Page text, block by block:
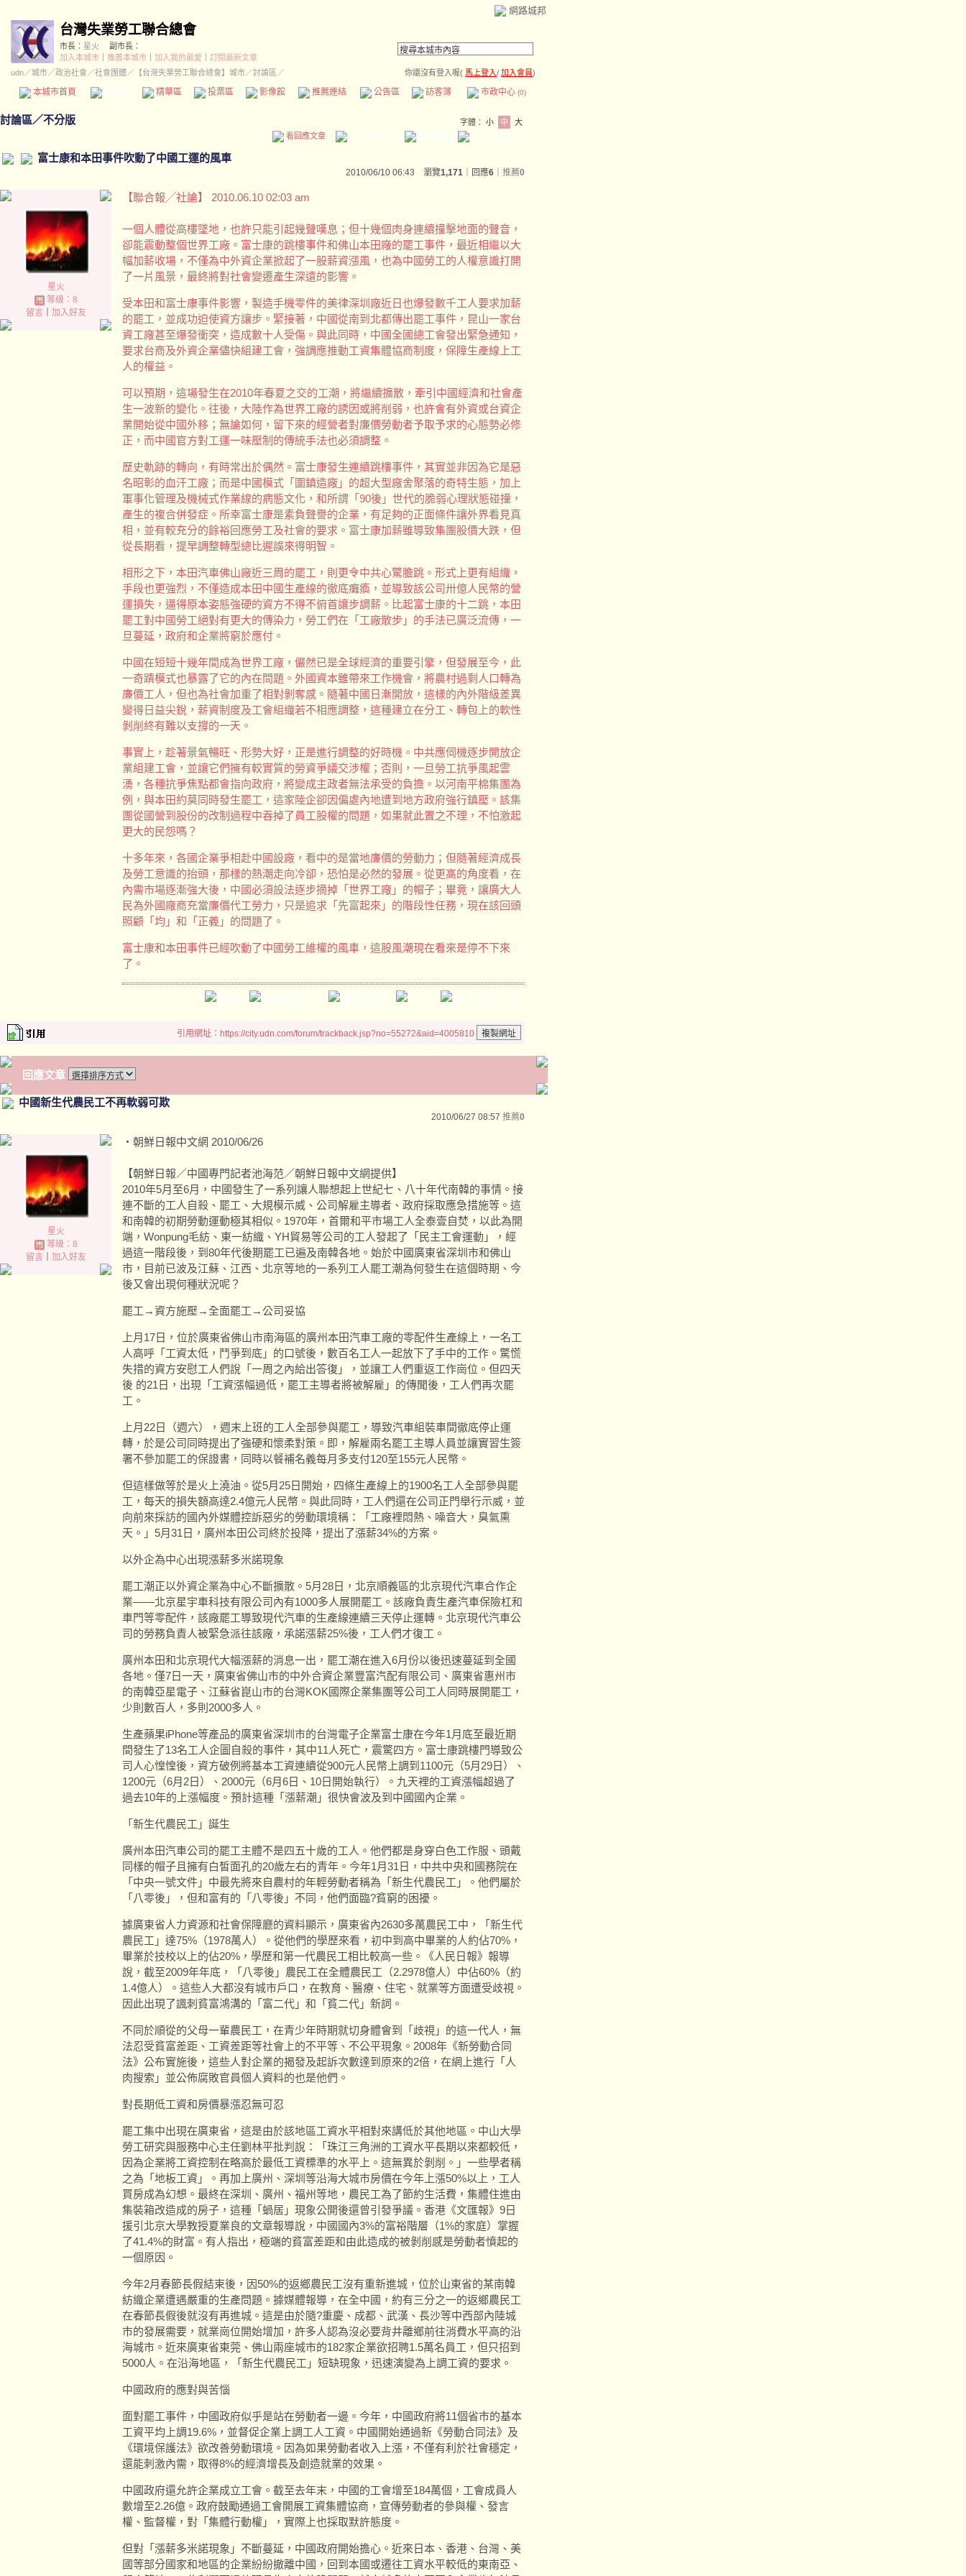
網路城邦
台灣失業勞工聯合總會
市長： 星火
副市長：
加入本城市
推薦本城市 加入我的最愛
訂閱最新文章
udn／城市／政治社會 ／社會團體／ 【台灣失業勞工聯合總會】城市／討論區／ 你還沒有登入喔( 馬上登入/ 加入會員)
本城市首頁 精華區 投票區 影像館 推薦連結 公告區 訪客簿 市政中心 (0)
討論區／不分版 字體： 小 中
大
看回應文章
富士康和本田事件吹動了中國工運的風車
2010/06/10 06:43 瀏覽1,171 ｜回應6 推薦0
星火
等級：8
留言｜ 加入好友
【聯合報╱社論】 2010.06.10 02:03 am
一個人體從高樓墜地，也許只能引起幾聲嘆息；但十幾個肉身連續撞擊地面的聲音，
卻能震動整個世界工廠。富士康的跳樓事件和佛山本田廠的罷工事件，最近相繼以大
幅加薪收場，不僅為中外資企業掀起了一股薪資漲風，也為中國勞工的人權意識打開
了一片風景，最終將對社會變遷產生深遠的影響。
受本田和富士康事件影響，製造手機零件的美律深圳廠近日也爆發數千工人要求加薪
的罷工，並成功迫使資方讓步。緊接著，中國從南到北都傳出罷工事件，昆山一家台
資工廠甚至爆發衝突，造成數十人受傷。與此同時，中國全國總工會發出緊急通知，
要求台商及外資企業儘快組建工會，強調應推動工資集體協商制度，保障生產線上工
人的權益。
可以預期，這場發生在2010年春夏之交的工潮，將繼續擴散，牽引中國經濟和社會產
生一波新的變化。往後，大陸作為世界工廠的誘因或將削弱，也許會有外資或台資企
業開始從中國外移；無論如何，留下來的經營者對廉價勞動者予取予求的心態勢必修
正，而中國官方對工運一味壓制的傳統手法也必須調整。
歷史軌跡的轉向，有時常出於偶然。富士康發生連續跳樓事件，其實並非因為它是惡
名昭彰的血汗工廠；而是中國模式「圍鎮造廠」的超大型廠舍聚落的奇特生態，加上
軍事化管理及機械式作業線的病態文化，和所謂「90後」世代的脆弱心理狀態碰撞，
產生的複合併發症。所幸富士康是素負聲譽的企業，有足夠的正面條件讓外界看見真
相，並有較充分的餘裕回應勞工及社會的要求。富士康加薪雖導致集團股價大跌，但
從長期看，提早調整轉型總比遲誤來得明智。
相形之下，本田汽車佛山廠近三周的罷工，則更令中共心驚膽跳。形式上更有組織，
手段也更強烈，不僅造成本田中國生產線的徹底癱瘓，並導致該公司卅億人民幣的營
運損失，逼得原本姿態強硬的資方不得不俯首讓步調薪。比起富士康的十二跳，本田
罷工對中國勞工絕對有更大的傳染力，勞工們在「工廠散步」的手法已廣泛流傳，一
旦蔓延，政府和企業將窮於應付。
中國在短短十幾年間成為世界工廠，儼然已是全球經濟的重要引擎，但發展至今，此
一奇蹟模式也暴露了它的內在問題。外國資本雖帶來工作機會，將農村過剩人口轉為
廉價工人，但也為社會加重了相對剝奪感。隨著中國日漸開放，這樣的內外階級差異
變得日益尖銳，薪資制度及工會組織若不相應調整，這種建立在分工、轉包上的軟性
剝削終有難以支撐的一天。
事實上，趁著景氣暢旺、形勢大好，正是進行調整的好時機。中共應伺機逐步開放企
業組建工會，並讓它們擁有較實質的勞資爭議交涉權；否則，一旦勞工抗爭風起雲
湧，各種抗爭焦點都會指向政府，將變成主政者無法承受的負擔。以河南平棉集團為
例，與本田約莫同時發生罷工，這家陸企卻因偏處內地遭到地方政府強行鎮壓。該集
團從國營到股份的改制過程中吞掉了員工股權的問題，如果就此置之不理，不怕激起
更大的民怨嗎？
十多年來，各國企業爭相赴中國設廠，看中的是當地廉價的勞動力；但隨著經濟成長
及勞工意識的抬頭，那樣的熱潮走向冷卻，恐怕是必然的發展。從更高的角度看，在
內需市場逐漸強大後，中國必須設法逐步摘掉「世界工廠」的帽子；畢竟，讓廣大人
民為外國廠商充當廉價代工勞力，只是追求「先富起來」的階段性任務，現在該回頭
照顧「均」和「正義」的問題了。
富士康和本田事件已經吹動了中國勞工維權的風車，這股風潮現在看來是停不下來
了。
引用網址：https://city.udn.com/forum/trackback.jsp?no=55272&aid=4005810
回應文章
中國新生代農民工不再軟弱可欺
2010/06/27 08:57 推薦0
星火
等級：8
留言｜ 加入好友
‧朝鮮日報中文網 2010/06/26
【朝鮮日報／中國專門記者池海范／朝鮮日報中文網提供】
2010年5月至6月，中國發生了一系列讓人聯想起上世紀七、八十年代南韓的事情。接
連不斷的工人自殺、罷工、大規模示威、公司解雇主導者、政府採取應急措施等。這
和南韓的初期勞動運動極其相似。1970年，首爾和平市場工人全泰壹自焚，以此為開
端，Wonpung毛紡、東一紡織、YH貿易等公司的工人發起了「民主工會運動」，經
過這一階段後，到80年代後期罷工已遍及南韓各地。始於中國廣東省深圳市和佛山
市，目前已波及江蘇、江西、北京等地的一系列工人罷工潮為何發生在這個時期、今
後又會出現何種狀況呢？
罷工→資方施壓→全面罷工→公司妥協
上月17日，位於廣東省佛山市南海區的廣州本田汽車工廠的零配件生產線上，一名工
人高呼「工資太低，鬥爭到底」的口號後，數百名工人一起放下了手中的工作。驚慌
失措的資方安慰工人們說「一周之內給出答復」，並讓工人們重返工作崗位。但四天
後 的21日，出現「工資漲幅過低，罷工主導者將被解雇」的傳聞後，工人們再次罷
工。
上月22日（週六），週末上班的工人全部參與罷工，導致汽車組裝車間徹底停止運
轉，於是公司同時提出了強硬和懷柔對策。即，解雇兩名罷工主導人員並讓實習生簽
署不參加罷工的保證書，同時以餐補名義每月多支付120至155元人民幣。
但這樣做等於是火上澆油。從5月25日開始，四條生產線上的1900名工人全部參與罷
工，每天的損失額高達2.4億元人民幣。與此同時，工人們還在公司正門舉行示威，並
向前來採訪的國內外媒體控訴惡劣的勞動環境稱：「工廠裡悶熱、噪音大，臭氣熏
天。」5月31日，廣州本田公司終於投降，提出了漲薪34%的方案。
以外企為中心出現漲薪多米諾現象
罷工潮正以外資企業為中心不斷擴散。5月28日，北京順義區的北京現代汽車合作企
業——北京星宇車科技有限公司內有1000多人展開罷工。該廠負責生產汽車保險杠和
車門等零配件，該廠罷工導致現代汽車的生產線連續三天停止運轉。北京現代汽車公
司的勞務負責人被緊急派往該廠，承諾漲薪25%後，工人們才復工。
廣州本田和北京現代大幅漲薪的消息一出，罷工潮在進入6月份以後迅速蔓延到全國
各地。僅7日一天，廣東省佛山市的中外合資企業豐富汽配有限公司、廣東省惠州市
的南韓亞星電子、江蘇省崑山市的台灣KOK國際企業集團等公司工人同時展開罷工，
少則數百人，多則2000多人。
生產蘋果iPhone等產品的廣東省深圳市的台灣電子企業富士康在今年1月底至最近期
間發生了13名工人企圖自殺的事件，其中11人死亡，震驚四方。富士康跳樓門導致公
司人心惶惶後，資方破例將基本工資連續從900元人民幣上調到1100元（5月29日）、
1200元（6月2日）、2000元（6月6日、10日開始執行）。九天裡的工資漲幅超過了
過去10年的上漲幅度。預計這種「漲薪潮」很快會波及到中國國內企業。
「新生代農民工」誕生
廣州本田汽車公司的罷工主體不是四五十歲的工人。他們都是身穿白色工作服、頭戴
同樣的帽子且擁有白皙面孔的20歲左右的青年。今年1月31日，中共中央和國務院在
「中央一號文件」中最先將來自農村的年輕勞動者稱為「新生代農民工」。他們屬於
「八零後」，但和富有的「八零後」不同，他們面臨?貧窮的困擾。
據廣東省人力資源和社會保障廳的資料顯示，廣東省內2630多萬農民工中，「新生代
農民工」達75%（1978萬人）。從他們的學歷來看，初中到高中畢業的人約佔70%，
畢業於技校以上的佔20%，學歷和第一代農民工相比較高一些。《人民日報》報導
說，截至2009年年底，「八零後」農民工在全體農民工（2.2978億人）中佔60%（約
1.4億人）。這些人大都沒有城市戶口，在教育、醫療、住宅、就業等方面遭受歧視。
因此出現了諷刺貧富鴻溝的「富二代」和「貧二代」新詞。
不同於順從的父母一輩農民工，在青少年時期就切身體會到「歧視」的這一代人，無
法忍受貧富差距、工資差距等社會上的不平等、不公平現象。2008年《新勞動合同
法》公布實施後，這些人對企業的揭發及起訴次數達到原來的2倍，在網上進行「人
肉搜索」並公佈腐敗官員個人資料的也是他們。
對長期低工資和房價暴漲忍無可忍
罷工集中出現在廣東省，這是由於該地區工資水平相對來講低於其他地區。中山大學
勞工研究與服務中心主任劉林平批判說：「珠江三角洲的工資水平長期以來都較低，
因為企業將工資控制在略高於最低工資標準的水平上。這無異於剝削。」一些學者稱
之為「地板工資」。再加上廣州、深圳等沿海大城市房價在今年上漲50%以上，工人
買房成為幻想。最終在深圳、廣州、福州等地，農民工為了節約生活費，集體住進由
集裝箱改造成的房子，這種「蝸居」現象公開後還曾引發爭議。香港《文匯報》9日
援引北京大學教授夏業良的文章報導說，中國國內3%的富裕階層（1%的家庭）掌握
了41.4%的財富。有人指出，極端的貧富差距和由此造成的被剝削感是勞動者憤起的
一個原因。
今年2月春節長假結束後，因50%的返鄉農民工沒有重新進城，位於山東省的某南韓
紡織企業遭遇嚴重的生產問題。據媒體報導，在全中國，約有三分之一的返鄉農民工
在春節長假後就沒有再進城。這是由於隨?重慶、成都、武漢、長沙等中西部內陸城
市的發展需要，就業崗位開始增加，許多人認為沒必要背井離鄉前往消費水平高的沿
海城市。近來廣東省東莞、佛山兩座城市的182家企業欲招聘1.5萬名員工，但只招到
5000人。在沿海地區，「新生代農民工」短缺現象，迅速演變為上調工資的要求。
中國政府的應對與苦惱
面對罷工事件，中國政府似乎是站在勞動者一邊。今年，中國政府將11個省市的基本
工資平均上調19.6%，並督促企業上調工人工資。中國開始通過新《勞動合同法》及
《環境保護法》欲改善勞動環境。因為如果勞動者收入上漲，不僅有利於社會穩定，
還能刺激內需，取得8%的經濟增長及創造就業的效果。
中國政府還允許企業成立工會。截至去年末，中國的工會增至184萬個，工會成員人
數增至2.26億。政府鼓勵通過工會開展工資集體協商，宣傳勞動者的參與權、發言
權、監督權，對「集體行動權」，實際上也採取默許態度。
但對「漲薪多米諾現象」不斷蔓延，中國政府開始擔心。近來日本、香港、台灣、美
國等部分國家和地區的企業紛紛撤離中國，回到本國或遷往工資水平較低的東南亞、